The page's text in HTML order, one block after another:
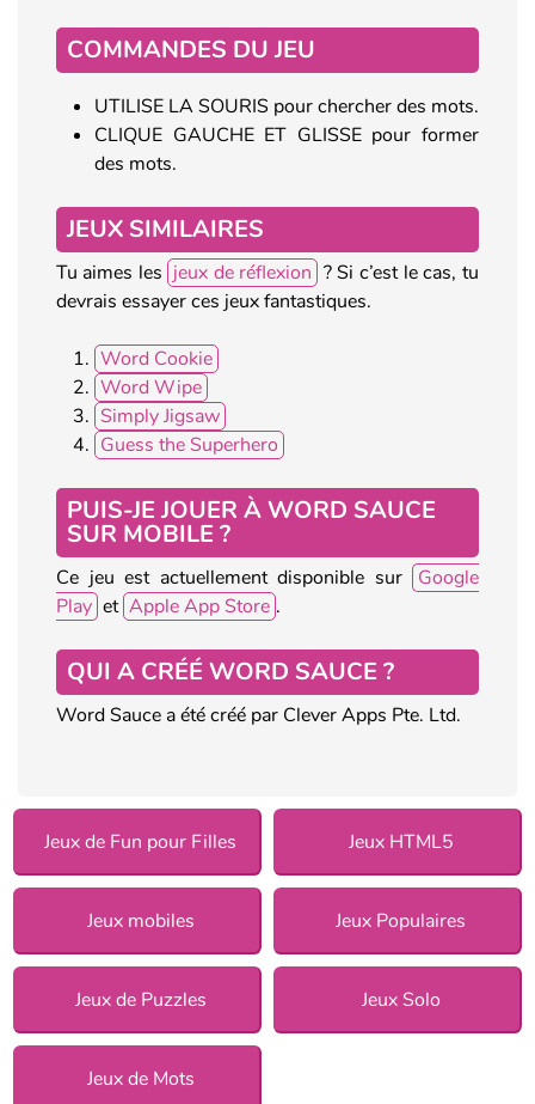
COMMANDES DU JEU
UTILISE LA SOURIS pour chercher des mots.
CLIQUE GAUCHE ET GLISSE pour former
des mots.
JEUX SIMILAIRES
Tu aimes les jeux de réflexion ? Si c’est le cas, tu
devrais essayer ces jeux fantastiques.
Word Cookie
Word Wipe
Simply Jigsaw
Guess the Superhero
PUIS-JE JOUER À WORD SAUCE
SUR MOBILE ?
Ce jeu est actuellement disponible sur
Google
Play et Apple App Store .
QUI A CRÉÉ WORD SAUCE ?
Word Sauce a été créé par Clever Apps Pte. Ltd.
Jeux de Fun pour Filles Jeux HTML5
Jeux mobiles Jeux Populaires
Jeux de Puzzles Jeux Solo
Jeux de Mots